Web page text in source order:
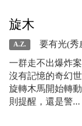
旋木
A.Z. 要有光(秀
一群走不出爆炸
沒有記憶的奇幻
旋轉木馬開始轉
則提醒，還是警...